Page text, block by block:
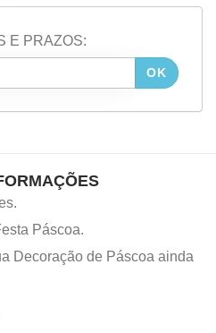
E PRAZOS:
OK
Páscoa.
Decoração de Páscoa ainda